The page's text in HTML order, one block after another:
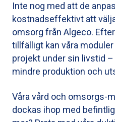
Inte nog med att de
kostnadseffektivt att
omsorg från Algeco.
tillfälligt kan våra
projekt under sin livstid –
mindre produktion och
Våra vård och omsorgs-
dockas ihop med